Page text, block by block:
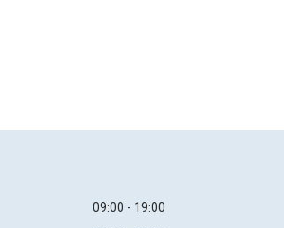
09:00
19:00